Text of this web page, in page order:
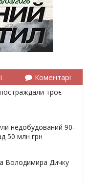
Коментарі
троє
недобудований 90-
50 млн грн
Володимира Дичку